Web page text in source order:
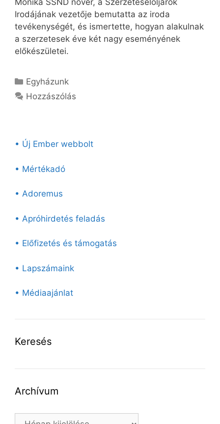
Monika SSND nővér, a Szerzeteselöljárók
Irodájának vezetője bemutatta az iroda
tevékenységét, és ismertette, hogyan alakulnak
a szerzetesek éve két nagy eseményének
előkészületei.
Kategória
Egyházunk
Hozzászólás
• Új Ember webbolt
• Mértékadó
• Adoremus
• Apróhirdetés feladás
• Előfizetés és támogatás
• Lapszámaink
• Médiaajánlat
Keresés
Archívum
Archívum